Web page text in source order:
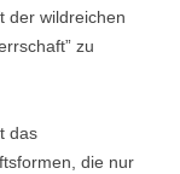
der wildreichen
zu
das
die nur